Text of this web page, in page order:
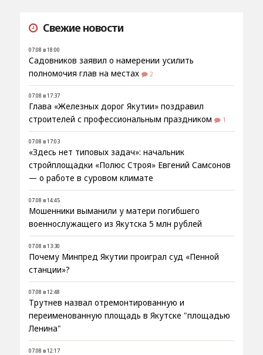
Свежие новости
07.08 в 18:00
Садовников заявил о намерении усилить
полномочия глав на местах
2
07.08 в 17:37
Глава «Железных дорог Якутии» поздравил
строителей с профессиональным праздником
1
07.08 в 17:03
«Здесь нет типовых задач»: начальник
стройплощадки «Полюс Строя» Евгений Самсонов
— о работе в суровом климате
07.08 в 14:45
Мошенники выманили у матери погибшего
военнослужащего из Якутска 5 млн рублей
07.08 в 13:30
Почему Минпред Якутии проиграл суд «Пенной
станции»?
07.08 в 12:48
Трутнев назвал отремонтированную и
переименованную площадь в Якутске "площадью
Ленина"
07.08 в 12:17